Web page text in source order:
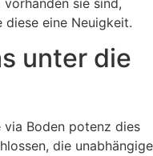
eine Neuigkeit.
unter die
Boden potenz dies
die unabhängige